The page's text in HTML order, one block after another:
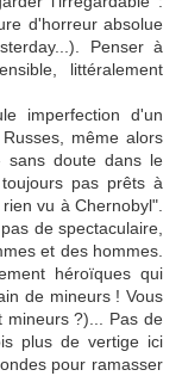
d'horreur absolue
Penser à
littéralement
imperfection d'un
même alors
sans doute dans le
pas prêts à
vu à Chernobyl".
de spectaculaire,
et des hommes.
héroïques qui
de mineurs ! Vous
mineurs ?)... Pas de
plus de vertige ici
pour ramasser